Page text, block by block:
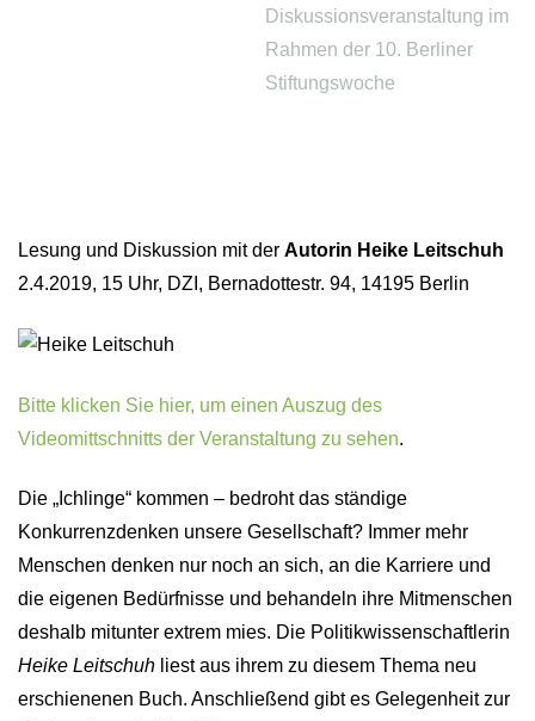
Diskussionsveranstaltung im
Rahmen der 10. Berliner
Stiftungswoche
Lesung und Diskussion mit der Autorin Heike Leitschuh
2.4.2019, 15 Uhr, DZI, Bernadottestr. 94, 14195 Berlin
Bitte klicken Sie hier, um einen Auszug des
Videomittschnitts der Veranstaltung zu sehen.
Die „Ichlinge“ kommen – bedroht das ständige
Konkurrenzdenken unsere Gesellschaft? Immer mehr
Menschen denken nur noch an sich, an die Karriere und
die eigenen Bedürfnisse und behandeln ihre Mitmenschen
deshalb mitunter extrem mies. Die Politikwissenschaftlerin
Heike Leitschuh liest aus ihrem zu diesem Thema neu
erschienenen Buch. Anschließend gibt es Gelegenheit zur